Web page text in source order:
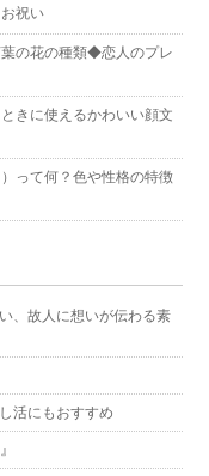
祝い
葉の花の種類◆恋人のプレ
きに使えるかわいい顔文
って何？色や性格の特徴
、故人に想いが伝わる素
活にもおすすめ